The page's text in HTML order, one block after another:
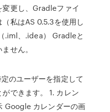
変更し、Gradleファイ
私はAS 0.5.3を使用し
.iml、.idea） Gradleと
せん。
のユーザーを指定して
できます。 1. カレン
Google カレンダーの画